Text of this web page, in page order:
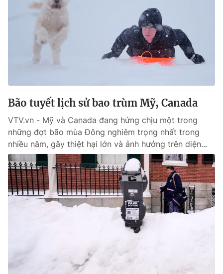
VTV Money VTV Thể thao
VTV Sức khoẻ Bất động sản
Thị trường 24h Tấm lòng Việt
VTV4 Vươn mình bằng AI
VTV9 VTV8
Liên hệ tòa soạn English
THỜI BÁO VTV
Cơ quan chủ quản:Đài Truyền hình Việt Nam
Bão tuyết lịch sử bao trùm Mỹ, Canada
VTV.vn - Mỹ và Canada đang hứng chịu một trong
những đợt bão mùa Đông nghiêm trọng nhất trong
nhiều năm, gây thiệt hại lớn và ảnh hưởng trên diện...